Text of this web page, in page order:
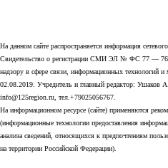
На данном сайте распространяется информация
Свидетельство о регистрации СМИ ЭЛ № ФС 77 —
надзору в сфере связи, информационных технологий
02.08.2019. Учредитель и главный редактор: Ушаков
info@125region.ru, тел.+79025056767.
На информационном ресурсе (сайте) применяются
(информационные технологии предоставления
анализа сведений, относящихся к предпочтениям
на территории Российской Федерации).